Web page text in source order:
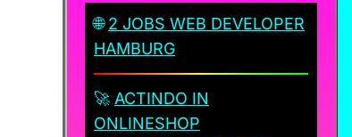
✨
🌐 2 JOBS WEB DEVELOPER
HAMBURG
🚀 ACTINDO IN
ONLINESHOP